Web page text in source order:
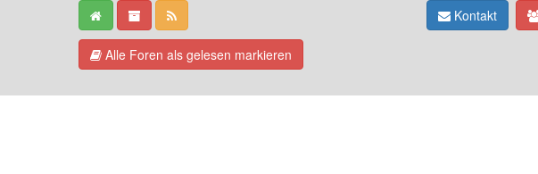
Alle Foren als gelesen markieren
Kontakt